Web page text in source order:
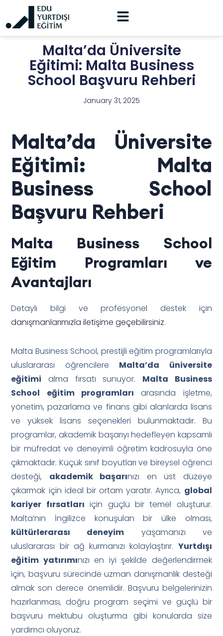
Malta’da Üniversite
Eğitimi: Malta Business
School Başvuru Rehberi
January 31, 2025
Malta’da Üniversite
Eğitimi: Malta
Business School
Başvuru Rehberi
Malta Business School
Eğitim Programları ve
Avantajları
Detaylı bilgi ve profesyonel destek için
danışmanlarımızla iletişime geçebilirsiniz.
Malta Business School, prestijli eğitim programlarıyla
uluslararası öğrencilere Malta’da üniversite
eğitimi alma fırsatı sunuyor. Malta Business
School eğitim programları arasında işletme,
yönetim, pazarlama ve finans gibi alanlarda lisans
ve yüksek lisans seçenekleri bulunmaktadır. Bu
programlar, akademik başarıyı hedefleyen kapsamlı
bir müfredat ve deneyimli öğretim kadrosuyla öne
çıkmaktadır. Küçük sınıf boyutları ve bireysel öğrenci
desteği, akademik başarınızı en üst düzeye
çıkarmak için ideal bir ortam yaratır. Ayrıca, global
kariyer fırsatları için güçlü bir temel oluşturur.
Malta’nın İngilizce konuşulan bir ülke olması,
kültürlerarası deneyim yaşamanızı ve
uluslararası bir ağ kurmanızı kolaylaştırır. Yurtdışı
eğitim yatırımınızı en iyi şekilde değerlendirmek
için, başvuru sürecinde uzman danışmanlık desteği
almak son derece önemlidir. Başvuru belgelerinizin
hazırlanması, doğru program seçimi ve güçlü bir
başvuru mektubu oluşturma gibi konularda size
yardımcı oluyoruz.